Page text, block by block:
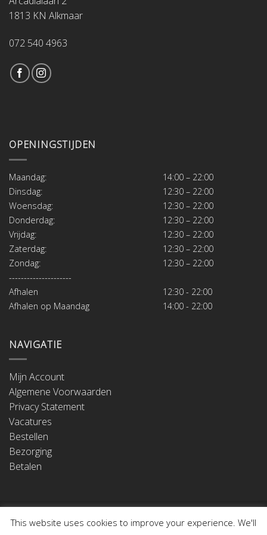
1813 KN Alkmaar
072 540 4963
OPENINGSTIJDEN
Maandag:
14:00 – 22:00
Dinsdag:
12:30 – 22:00
Woensdag:
12:30 – 22:00
Donderdag:
12:30 – 22:00
Vrijdag:
12:30 – 22:00
Zaterdag:
12:30 – 22:00
Zondag:
12:30 – 22:00
---------------------
Afhalen
12:30 - 22:00
Afhalen op Maandag
14:00 - 22:00
NAVIGATIE
Mijn Account
Algemene Voorwaarden
Privacy Statement
Vacatures
Bestellen
Bezorging
Betalen
This website uses cookies to improve your experience. We'll